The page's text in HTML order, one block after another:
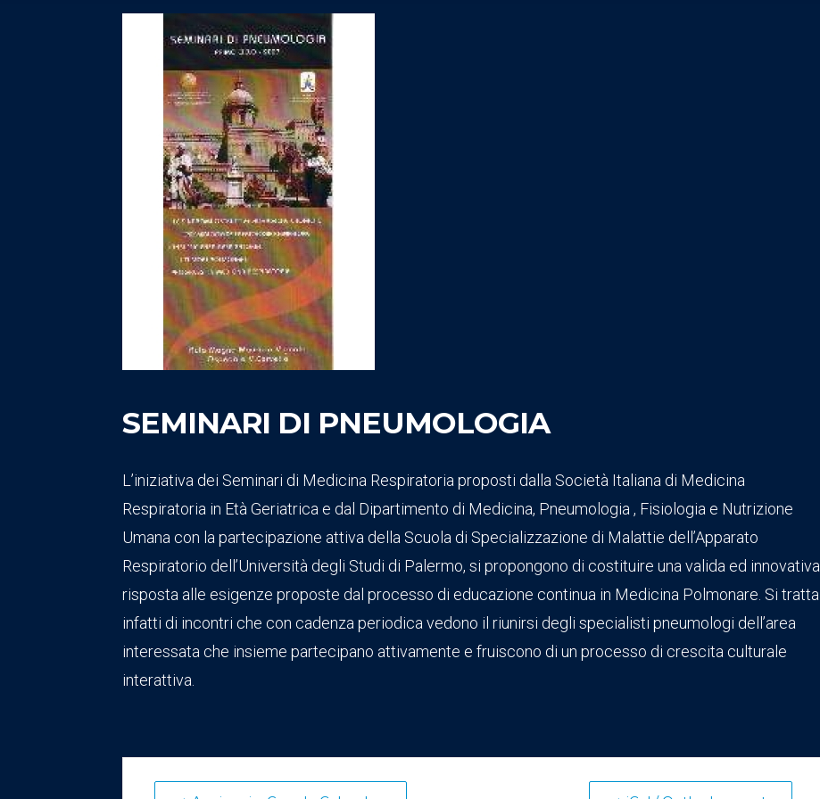
SEMINARI DI PNEUMOLOGIA
L’iniziativa dei Seminari di Medicina Respiratoria proposti dalla Società Italiana di Medicina
Respiratoria in Età Geriatrica e dal Dipartimento di Medicina, Pneumologia , Fisiologia e Nutrizione
Umana con la partecipazione attiva della Scuola di Specializzazione di Malattie dell’Apparato
Respiratorio dell’Università degli Studi di Palermo, si propongono di costituire una valida ed innovativa
risposta alle esigenze proposte dal processo di educazione continua in Medicina Polmonare. Si tratta
infatti di incontri che con cadenza periodica vedono il riunirsi degli specialisti pneumologi dell’area
interessata che insieme partecipano attivamente e fruiscono di un processo di crescita culturale
interattiva.